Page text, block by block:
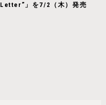
Letter”」を7/2（木）発売